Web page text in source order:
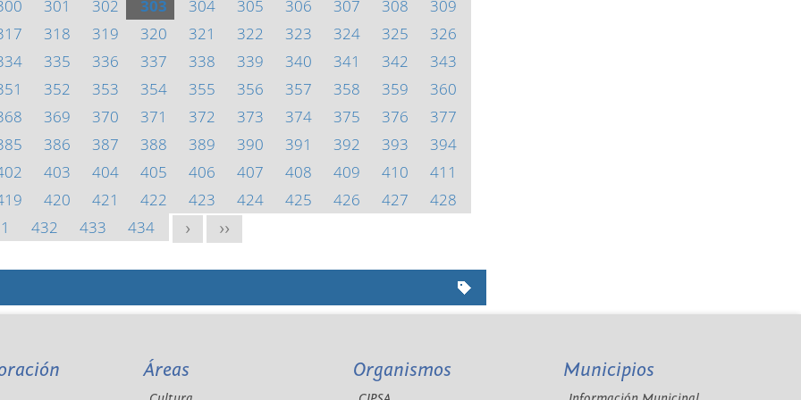
301 302 303 304 305 306 307 308
309
318 319 320 321 322 323 324 325
326
335 336 337 338 339 340 341 342
343
352 353 354 355 356 357 358 359
360
369 370 371 372 373 374 375 376
377
386 387 388 389 390 391 392 393
394
403 404 405 406 407 408 409 410
411
420 421 422 423 424 425 426 427
428
432 433 434 > >>
Áreas Organismos Municipios